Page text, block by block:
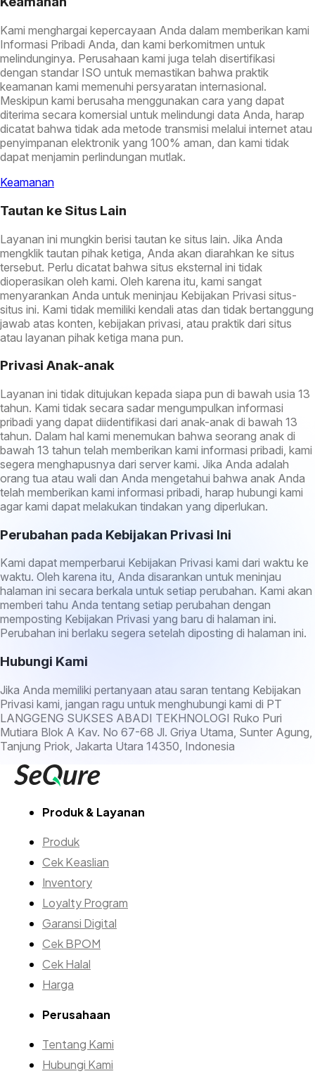
Kami menghargai kepercayaan Anda dalam memberikan kami
Informasi Pribadi Anda, dan kami berkomitmen untuk
melindunginya. Perusahaan kami juga telah disertifikasi
dengan standar ISO untuk memastikan bahwa praktik
keamanan kami memenuhi persyaratan internasional.
Meskipun kami berusaha menggunakan cara yang dapat
diterima secara komersial untuk melindungi data Anda, harap
dicatat bahwa tidak ada metode transmisi melalui internet atau
penyimpanan elektronik yang 100% aman, dan kami tidak
dapat menjamin perlindungan mutlak.
Keamanan
Tautan ke Situs Lain
Layanan ini mungkin berisi tautan ke situs lain. Jika Anda
mengklik tautan pihak ketiga, Anda akan diarahkan ke situs
tersebut. Perlu dicatat bahwa situs eksternal ini tidak
dioperasikan oleh kami. Oleh karena itu, kami sangat
menyarankan Anda untuk meninjau Kebijakan Privasi situs-
situs ini. Kami tidak memiliki kendali atas dan tidak bertanggung
jawab atas konten, kebijakan privasi, atau praktik dari situs
atau layanan pihak ketiga mana pun.
Privasi Anak-anak
Layanan ini tidak ditujukan kepada siapa pun di bawah usia 13
tahun. Kami tidak secara sadar mengumpulkan informasi
pribadi yang dapat diidentifikasi dari anak-anak di bawah 13
tahun. Dalam hal kami menemukan bahwa seorang anak di
bawah 13 tahun telah memberikan kami informasi pribadi, kami
segera menghapusnya dari server kami. Jika Anda adalah
orang tua atau wali dan Anda mengetahui bahwa anak Anda
telah memberikan kami informasi pribadi, harap hubungi kami
agar kami dapat melakukan tindakan yang diperlukan.
Perubahan pada Kebijakan Privasi Ini
Kami dapat memperbarui Kebijakan Privasi kami dari waktu ke
waktu. Oleh karena itu, Anda disarankan untuk meninjau
halaman ini secara berkala untuk setiap perubahan. Kami akan
memberi tahu Anda tentang setiap perubahan dengan
memposting Kebijakan Privasi yang baru di halaman ini.
Perubahan ini berlaku segera setelah diposting di halaman ini.
Hubungi Kami
Jika Anda memiliki pertanyaan atau saran tentang Kebijakan
Privasi kami, jangan ragu untuk menghubungi kami di PT
LANGGENG SUKSES ABADI TEKHNOLOGI Ruko Puri
Mutiara Blok A Kav. No 67-68 Jl. Griya Utama, Sunter Agung,
Tanjung Priok, Jakarta Utara 14350, Indonesia
Produk & Layanan
Produk
Cek Keaslian
Inventory
Loyalty Program
Garansi Digital
Cek BPOM
Cek Halal
Harga
Perusahaan
Tentang Kami
Hubungi Kami